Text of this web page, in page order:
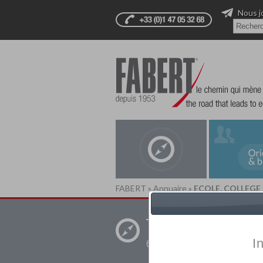
Nous
FABERT » Annuaire » ECOLE,
Trouver un
établissement